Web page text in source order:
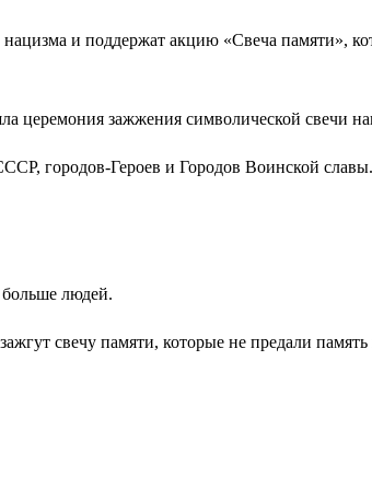
и поддержат акцию «Свеча памяти»,
церемония зажжения символической свечи
городов-Героев и Городов Воинской
людей.
свечу памяти, которые не предали